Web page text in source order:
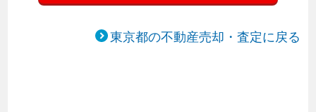
東京都の不動産売却・査定に戻る